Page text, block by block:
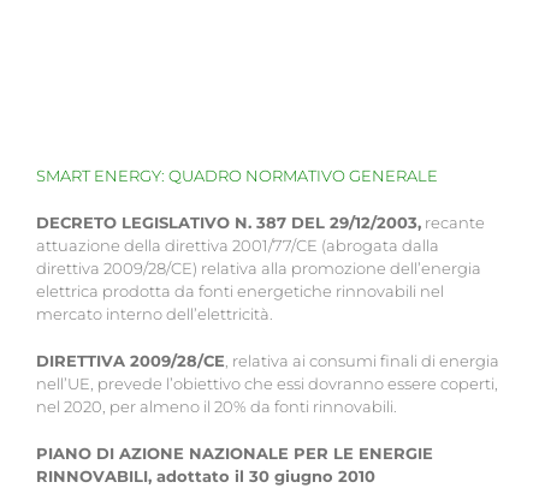
SMART ENERGY: QUADRO NORMATIVO GENERALE
DECRETO LEGISLATIVO N. 387 DEL 29/12/2003, recante
attuazione della direttiva 2001/77/CE (abrogata dalla
direttiva 2009/28/CE) relativa alla promozione dell’energia
elettrica prodotta da fonti energetiche rinnovabili nel
mercato interno dell’elettricità.
DIRETTIVA 2009/28/CE, relativa ai consumi finali di energia
nell’UE, prevede l’obiettivo che essi dovranno essere coperti,
nel 2020, per almeno il 20% da fonti rinnovabili.
PIANO DI AZIONE NAZIONALE PER LE ENERGIE
RINNOVABILI, adottato il 30 giugno 2010